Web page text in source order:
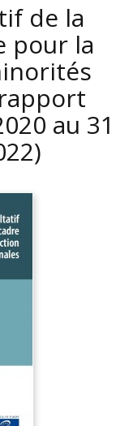
de la
pour la
au 31